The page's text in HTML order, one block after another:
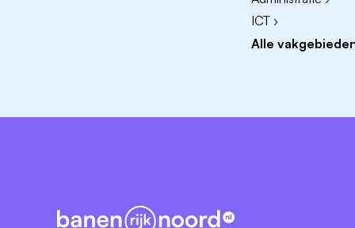
Zaterdag: 9.00 - 12.30 uur
Dam Handelsonderneming B.V.
ICT ›
Alle